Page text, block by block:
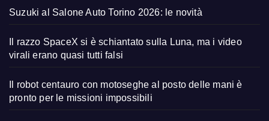
Suzuki al Salone Auto Torino 2026: le novità
Il razzo SpaceX si è schiantato sulla Luna, ma i video
virali erano quasi tutti falsi
Il robot centauro con motoseghe al posto delle mani è
pronto per le missioni impossibili